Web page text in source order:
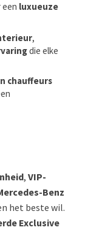
een luxueuze
,
die elke
chauffeurs
, VIP-
Benz
het beste wil.
Exclusive